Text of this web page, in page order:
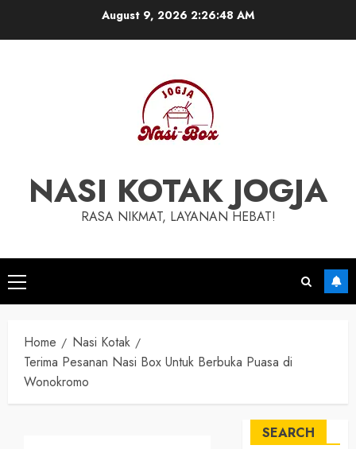
August 9, 2026 2:26:49 AM
NASI KOTAK JOGJA
RASA NIKMAT, LAYANAN HEBAT!
Primary
Menu
Home
Nasi Kotak
Terima Pesanan Nasi Box Untuk Berbuka Puasa di
Wonokromo
SEARCH